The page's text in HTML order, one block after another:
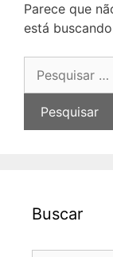
Parece que
está
por:
Buscar